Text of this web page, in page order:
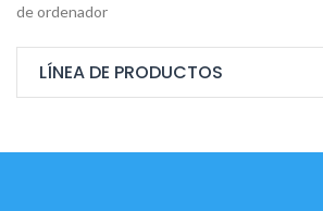
de ordenador
LÍNEA DE PRODUCTOS